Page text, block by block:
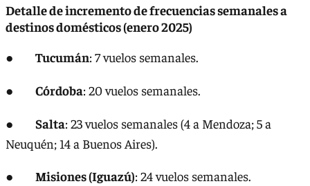
Detalle de incremento de frecuencias semanales a
destinos domésticos (enero 2025)
● Tucumán: 7 vuelos semanales.
● Córdoba: 20 vuelos semanales.
● Salta: 23 vuelos semanales (4 a Mendoza; 5 a
Neuquén; 14 a Buenos Aires).
● Misiones (Iguazú): 24 vuelos semanales.